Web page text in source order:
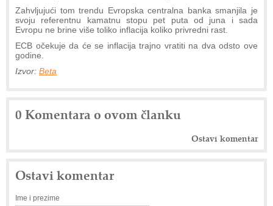
Zahvljujući tom trendu Evropska centralna banka smanjila je
svoju referentnu kamatnu stopu pet puta od juna i sada
Evropu ne brine više toliko inflacija koliko privredni rast.
ECB očekuje da će se inflacija trajno vratiti na dva odsto ove
godine.
Izvor: Beta
0 Komentara o ovom članku
Ostavi komentar
Ostavi komentar
Ime i prezime